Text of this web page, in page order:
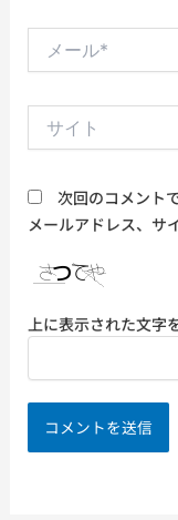
*
次回のコメント
メールアドレス、サ
上に表示された文字